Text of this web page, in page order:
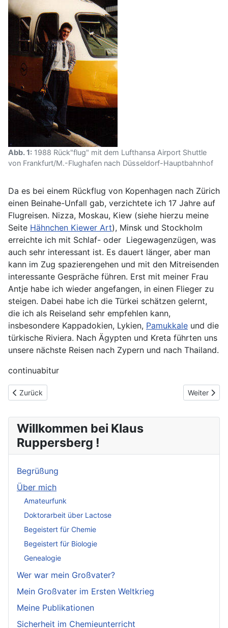
Abb. 1: 1988 Rück"flug" mit dem Lufthansa Airport Shuttle
von Frankfurt/M.-Flughafen nach Düsseldorf-Hauptbahnhof
Da es bei einem Rückflug von Kopenhagen nach Zürich
einen Beinahe-Unfall gab, verzichtete ich 17 Jahre auf
Flugreisen. Nizza, Moskau, Kiew (siehe hierzu meine
Seite Hähnchen Kiewer Art), Minsk und Stockholm
erreichte ich mit Schlaf- oder Liegewagenzügen, was
auch sehr interessant ist. Es dauert länger, aber man
kann im Zug spazierengehen und mit den Mitreisenden
interessante Gespräche führen. Erst mit meiner Frau
Antje habe ich wieder angefangen, in einen Flieger zu
steigen. Dabei habe ich die Türkei schätzen gelernt,
die ich als Reiseland sehr empfehlen kann,
insbesondere Kappadokien, Lykien, Pamukkale und die
türkische Riviera. Nach Ägypten und Kreta führten uns
unsere nächste Reisen nach Zypern und nach Thailand.
continuabitur
Vorheriger Beitrag: Hähnchen mit Buchweizen und Paprika
Zurück Nächster
Weiter
Willkommen bei Klaus
Ruppersberg !
Begrüßung
Über mich
Amateurfunk
Doktorarbeit über Lactose
Begeistert für Chemie
Begeistert für Biologie
Genealogie
Wer war mein Großvater?
Mein Großvater im Ersten Weltkrieg
Meine Publikationen
Sicherheit im Chemieunterricht